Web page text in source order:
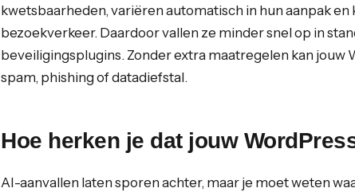
kwetsbaarheden, variëren automatisch in hun aanpak
bezoekverkeer. Daardoor vallen ze minder snel op in
beveiligingsplugins. Zonder extra maatregelen kan
spam, phishing of datadiefstal.
Hoe herken je dat jouw
AI-aanvallen laten sporen achter, maar je moet weten